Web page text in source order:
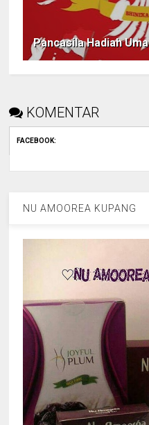
Pancasila Hadiah
KOMENTAR
FACEBOOK:
NU AMOOREA KUPANG